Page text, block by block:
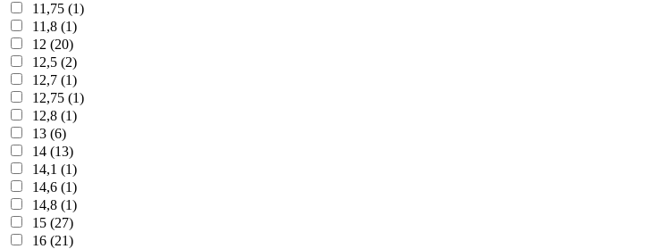
11,75 (1)
11,8 (1)
12 (20)
12,5 (2)
12,7 (1)
12,75 (1)
12,8 (1)
13 (6)
14 (13)
14,1 (1)
14,6 (1)
14,8 (1)
15 (27)
16 (21)